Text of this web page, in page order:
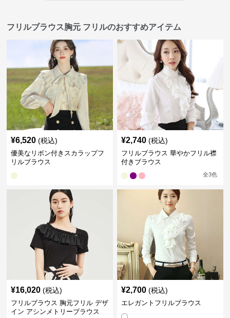
フリルブラウス胸元 フリルのおすすめアイテム
¥6,520 (税込)
優美なリボン付きスカラップフ
リルブラウス
¥2,740 (税込)
フリルブラウス 華やかフリル襟
付きブラウス
全3色
¥16,020 (税込)
フリルブラウス 胸元フリル デザ
イン アシンメトリーブラウス
¥2,700 (税込)
エレガントフリルブラウス